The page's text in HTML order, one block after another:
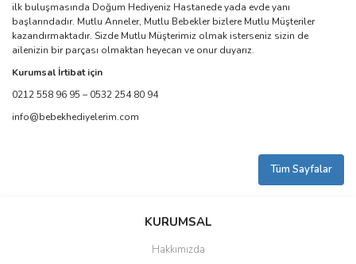
ilk buluşmasında Doğum Hediyeniz Hastanede yada evde yanı
başlarındadır. Mutlu Anneler, Mutlu Bebekler bizlere Mutlu Müşteriler
kazandırmaktadır. Sizde Mutlu Müşterimiz olmak isterseniz sizin de
ailenizin bir parçası olmaktan heyecan ve onur duyarız.
Kurumsal İrtibat için
0212 558 96 95 – 0532 254 80 94
info@bebekhediyelerim.com
Tüm Sayfalar
KURUMSAL
Hakkımızda